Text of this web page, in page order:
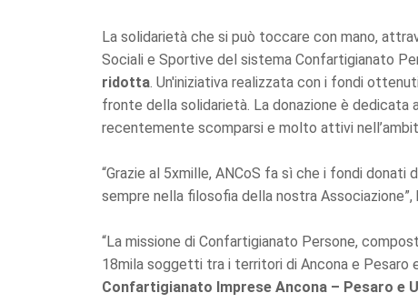
La solidarietà che si può toccare con mano,
Sociali e Sportive del sistema Confartigianato
ridotta. Un'iniziativa realizzata con i fondi
fronte della solidarietà. La donazione è dedicata
recentemente scomparsi e molto attivi
“Grazie al 5xmille, ANCoS fa sì che i fondi
sempre nella filosofia della nostra Associazione”,
“La missione di Confartigianato Persone,
18mila soggetti tra i territori di Ancona e
Confartigianato Imprese Ancona – Pesaro e